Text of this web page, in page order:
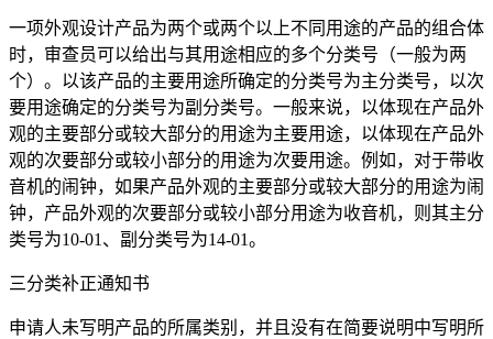
一项外观设计产品为两个或两个以上不同用途的产品的组合体
时，审查员可以给出与其用途相应的多个分类号（一般为两
个）。以该产品的主要用途所确定的分类号为主分类号，以次
要用途确定的分类号为副分类号。一般来说，以体现在产品外
观的主要部分或较大部分的用途为主要用途，以体现在产品外
观的次要部分或较小部分的用途为次要用途。例如，对于带收
音机的闹钟，如果产品外观的主要部分或较大部分的用途为闹
钟，产品外观的次要部分或较小部分用途为收音机，则其主分
类号为10-01、副分类号为14-01。
三分类补正通知书
申请人未写明产品的所属类别，并且没有在简要说明中写明所